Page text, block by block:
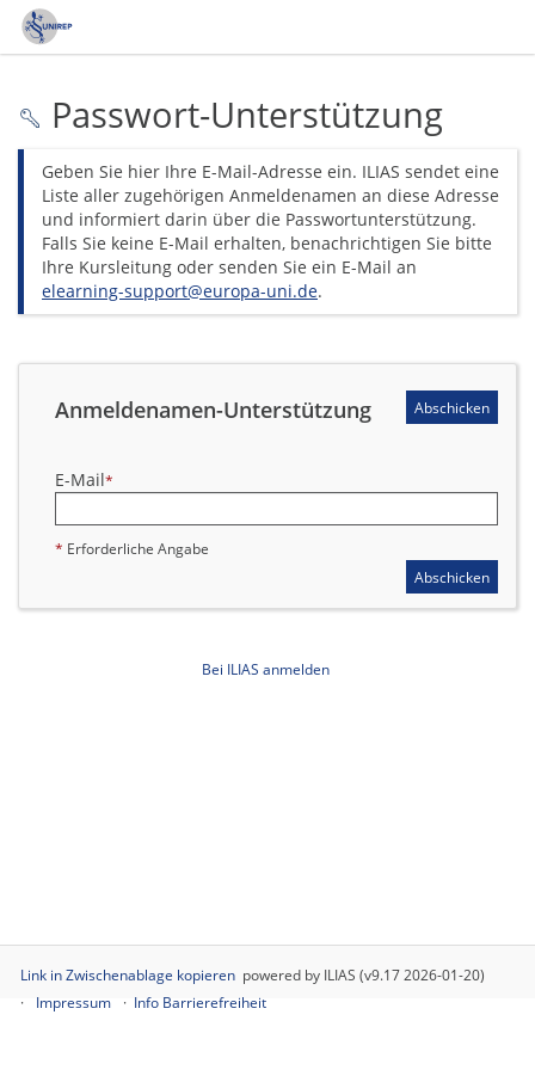
Passwort-Unterstützung
Geben Sie hier Ihre E-Mail-Adresse ein. ILIAS sendet eine
Liste aller zugehörigen Anmeldenamen an diese Adresse
und informiert darin über die Passwortunterstützung.
Falls Sie keine E-Mail erhalten, benachrichtigen Sie bitte
Ihre Kursleitung oder senden Sie ein E-Mail an
elearning-support@europa-uni.de.
Abschicken
Erforderliche Angabe
Anmeldenamen-Unterstützung
E-Mail*
* Erforderliche Angabe
Abschicken
Bei ILIAS anmelden
Link in Zwischenablage kopieren powered by ILIAS (v9.17 2026-01-20)
Impressum
Info Barrierefreiheit